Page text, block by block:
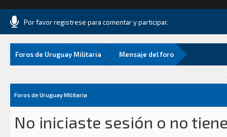
Por favor registrese para comentar y participar.
Foros de Uruguay Militaria Mensaje del foro
Foros de Uruguay Militaria
No iniciaste sesión o no